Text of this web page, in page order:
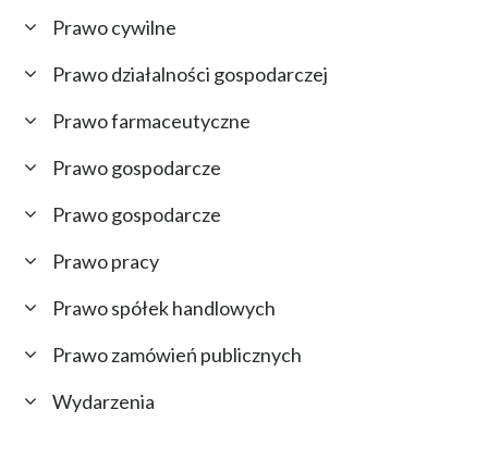
Prawo cywilne
Prawo działalności gospodarczej
Prawo farmaceutyczne
Prawo gospodarcze
Prawo gospodarcze
Prawo pracy
Prawo spółek handlowych
Prawo zamówień publicznych
Wydarzenia